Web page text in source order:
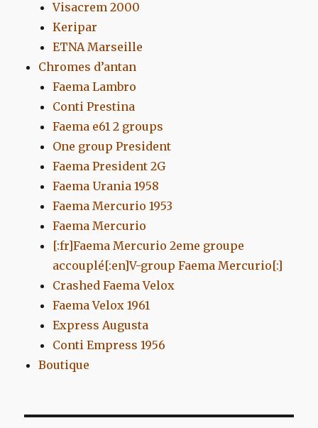
Visacrem 2000
Keripar
ETNA Marseille
Chromes d’antan
Faema Lambro
Conti Prestina
Faema e61 2 groups
One group President
Faema President 2G
Faema Urania 1958
Faema Mercurio 1953
Faema Mercurio
[:fr]Faema Mercurio 2eme groupe
accouplé[:en]V-group Faema Mercurio[:]
Crashed Faema Velox
Faema Velox 1961
Express Augusta
Conti Empress 1956
Boutique